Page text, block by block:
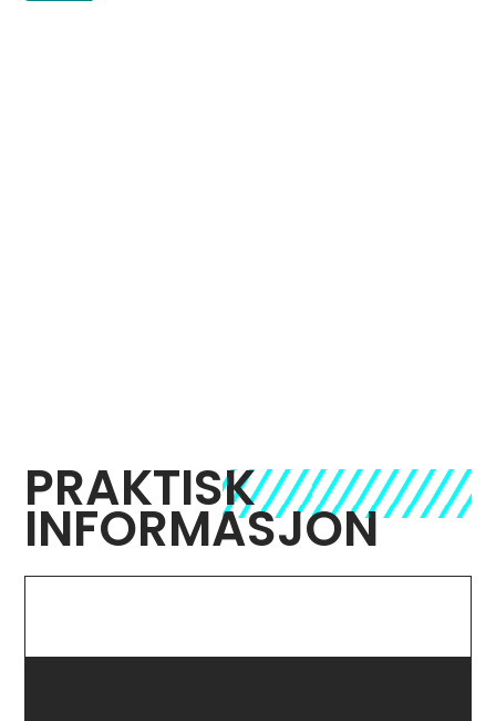
PRAKTISK
INFORMASJON